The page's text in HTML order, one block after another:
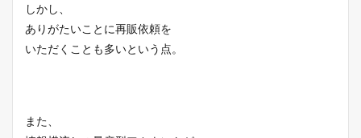
しかし、
ありがたいことに再販依頼を
いただくことも多いという点。
また、